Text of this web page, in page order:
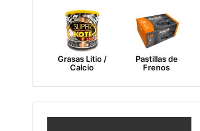
Grasas Litio /
Calcio
Pastillas de
Frenos